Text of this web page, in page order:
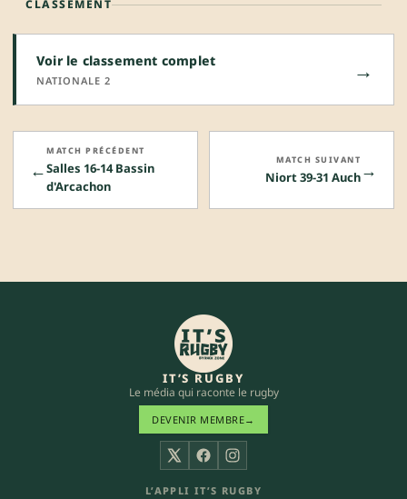
CLASSEMENT
Voir le classement complet
NATIONALE 2 →
←
MATCH PRÉCÉDENT
Salles 16-14 Bassin
d'Arcachon
→
MATCH SUIVANT
Niort 39-31 Auch
IT’S RUGBY
Le média qui raconte le rugby
DEVENIR MEMBRE→
X FacebookInstagram
L’APPLI IT’S RUGBY